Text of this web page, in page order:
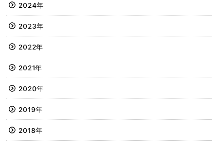
2024年
2023年
2022年
2021年
2020年
2019年
2018年